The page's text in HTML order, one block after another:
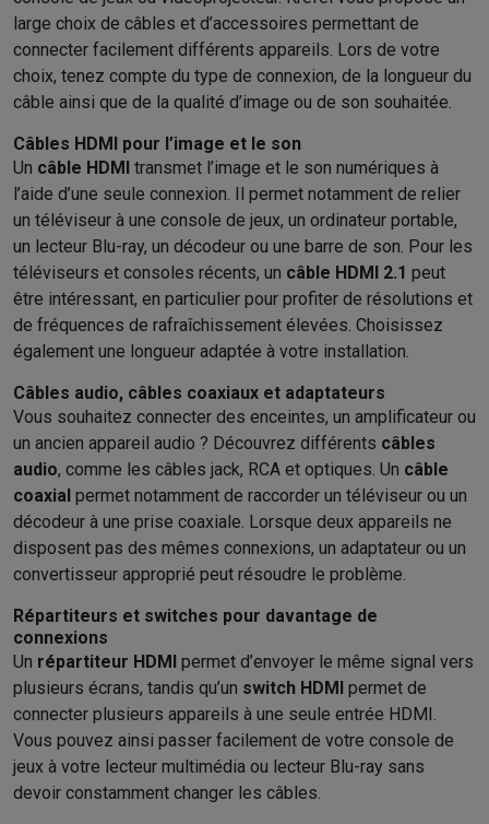
large choix de câbles et d’accessoires permettant de
connecter facilement différents appareils. Lors de votre
choix, tenez compte du type de connexion, de la longueur du
câble ainsi que de la qualité d’image ou de son souhaitée.
Câbles HDMI pour l’image et le son
Un câble HDMI transmet l’image et le son numériques à
l’aide d’une seule connexion. Il permet notamment de relier
un téléviseur à une console de jeux, un ordinateur portable,
un lecteur Blu-ray, un décodeur ou une barre de son. Pour les
téléviseurs et consoles récents, un câble HDMI 2.1 peut
être intéressant, en particulier pour profiter de résolutions et
de fréquences de rafraîchissement élevées. Choisissez
également une longueur adaptée à votre installation.
Câbles audio, câbles coaxiaux et adaptateurs
Vous souhaitez connecter des enceintes, un amplificateur ou
un ancien appareil audio ? Découvrez différents câbles
audio, comme les câbles jack, RCA et optiques. Un câble
coaxial permet notamment de raccorder un téléviseur ou un
décodeur à une prise coaxiale. Lorsque deux appareils ne
disposent pas des mêmes connexions, un adaptateur ou un
convertisseur approprié peut résoudre le problème.
Répartiteurs et switches pour davantage de
connexions
Un répartiteur HDMI permet d’envoyer le même signal vers
plusieurs écrans, tandis qu’un switch HDMI permet de
connecter plusieurs appareils à une seule entrée HDMI.
Vous pouvez ainsi passer facilement de votre console de
jeux à votre lecteur multimédia ou lecteur Blu-ray sans
devoir constamment changer les câbles.